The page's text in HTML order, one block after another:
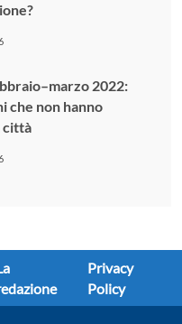
2022:
che non hanno
città
Privacy
Policy